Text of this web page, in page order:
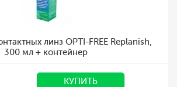
линз OPTI-FREE Replanish,
300 мл + контейнер
КУПИТЬ